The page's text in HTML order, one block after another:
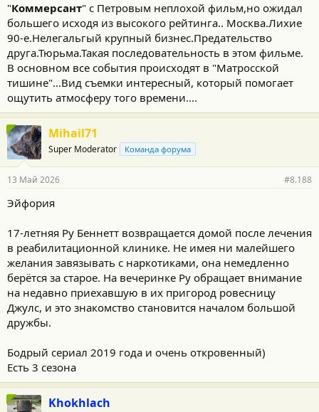
"Коммерсант" с Петровым неплохой фильм,но ожидал
большего исходя из высокого рейтинга.. Москва.Лихие
90-е.Нелегальгый крупный бизнес.Предательство
друга.Тюрьма.Такая последовательность в этом фильме.
В основном все события происходят в "Матросской
тишине"...Вид съемки интересный, который помогает
ощутить атмосферу того времени....
Mihail71
Super Moderator Команда форума
13 Май 2026 #8.188
Эйфория
17-летняя Ру Беннетт возвращается домой после лечения
в реабилитационной клинике. Не имея ни малейшего
желания завязывать с наркотиками, она немедленно
берётся за старое. На вечеринке Ру обращает внимание
на недавно приехавшую в их пригород ровесницу
Джулс, и это знакомство становится началом большой
дружбы.
Бодрый сериал 2019 года и очень откровенный)
Есть 3 сезона
Khokhlach